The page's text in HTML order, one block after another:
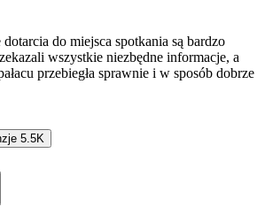
do miejsca spotkania są bardzo
wszystkie niezbędne informacje, a
przebiegła sprawnie i w sposób dobrze
5.5K